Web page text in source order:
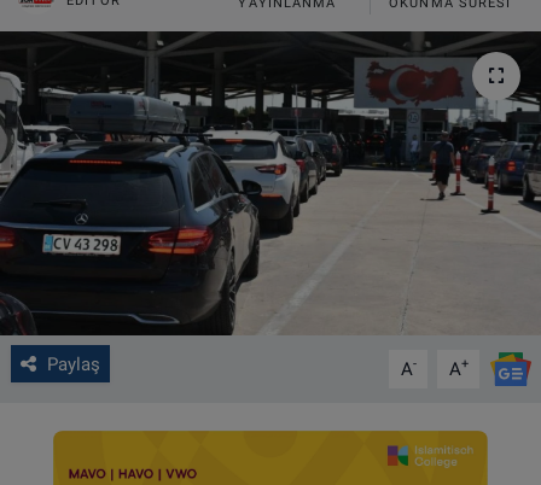
YAYINLANMA OKUNMA SÜRESI
Paylaş A- A+
FOTO GALERİ
VIDEO GALERİ
ALGEMENE VOORWAARDEN
CONTACT